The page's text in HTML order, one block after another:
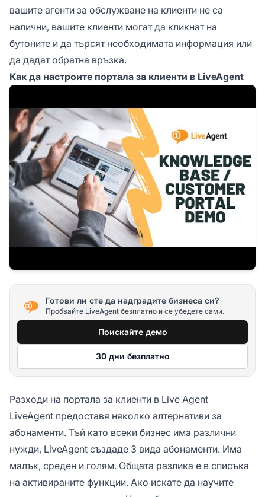
вашите агенти за обслужване на клиенти не са
налични, вашите клиенти могат да кликнат на
бутоните и да търсят необходимата информация или
да дадат обратна връзка.
Как да настроите портала за клиенти в LiveAgent
Готови ли сте да надградите бизнеса си?
Пробвайте LiveAgent безплатно и се убедете сами.
Поискайте демо
30 дни безплатно
Разходи на портала за клиенти в Live Agent
LiveAgent предоставя няколко алтернативи за
абонаменти. Тъй като всеки бизнес има различни
нужди, LiveAgent създаде 3 вида абонаменти. Има
малък, среден и голям. Общата разлика е в списъка
на активираните функции. Ако искате да научите